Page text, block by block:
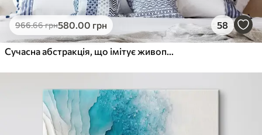
966.66грн580.00 грн 58
Сучасна абстракція, що імітує живопис